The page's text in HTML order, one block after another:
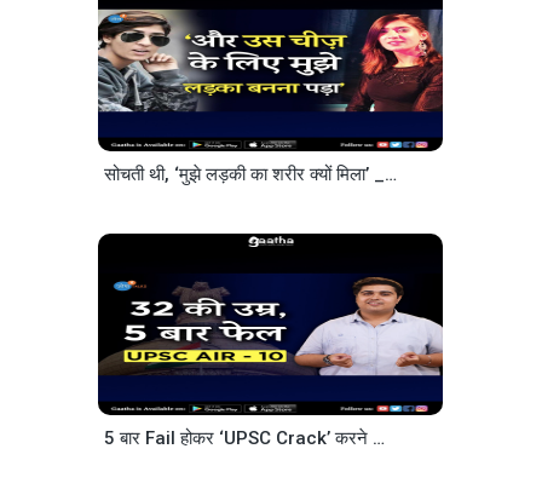
सोचती थी, ‘मुझे लड़की का शरीर क्यों मिला’ _ Must Watch _ Nadiya Nighat _ Josh Talks Hindi
5 बार Fail होकर ‘UPSC Crack’ करने का ये सच जाना